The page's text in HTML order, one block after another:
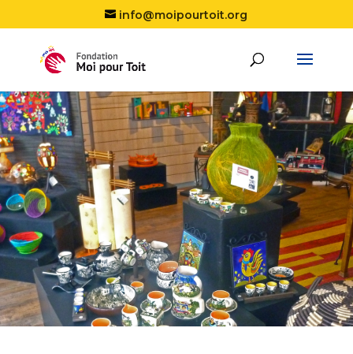
info@moipourtoit.org